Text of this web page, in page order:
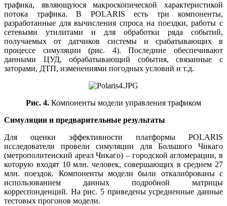
трафика, являющуюся макроскопической характеристикой
потока трафика. В POLARIS есть три компоненты,
разработанные для вычисления спроса на поездки, работы с
сетевыми утилитами и для обработки ряда событий,
получаемых от датчиков системы и срабатывающих в
процессе симуляции (рис. 4). Последние обеспечивают
данными ЦУД, обрабатывающий события, связанные с
заторами, ДТП, изменениями погодных условий и т.д.
Рис. 4. Компоненты модели управления трафиком
Симуляции и предварительные результаты
Для оценки эффективности платформы POLARIS
исследователи провели симуляции для Большого Чикаго
(метрополитенский ареал Чикаго) – городской агломерации, в
которую входят 10 млн. человек, совершающих в среднем 27
млн. поездок. Компоненты модели были откалиброваны с
использованием данных подробной матрицы
корреспонденций. На рис. 5 приведены усредненные данные
тестовых прогонов модели.